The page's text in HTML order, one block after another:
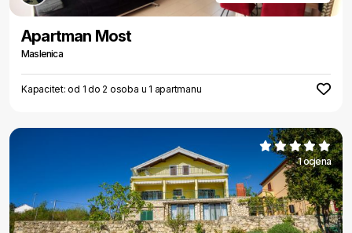
Apartman Most
Maslenica
Kapacitet: od 1 do 2 osoba u 1 apartmanu
1 ocjena